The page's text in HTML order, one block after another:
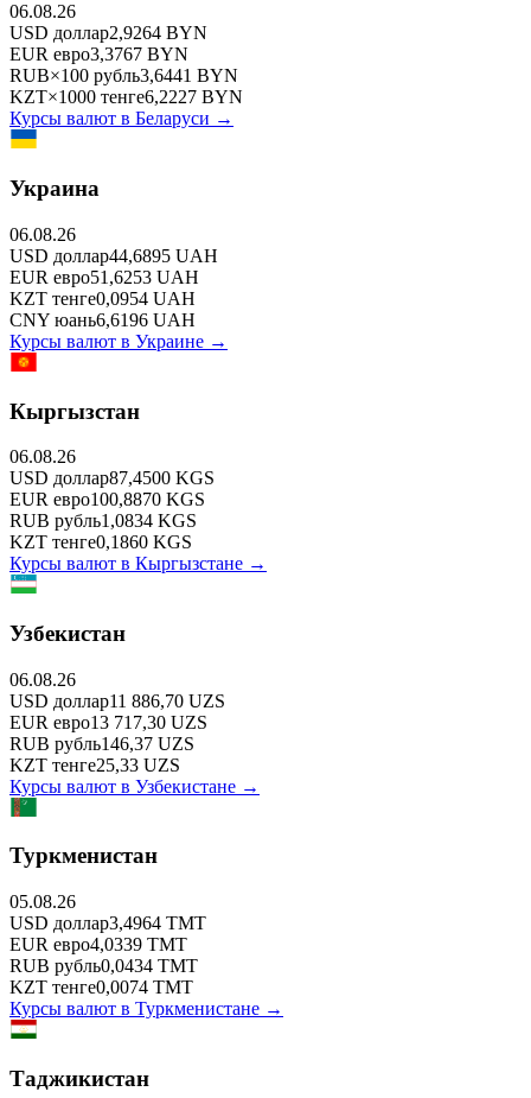
06.08.26
USD доллар2,9264 BYN
EUR евро3,3767 BYN
RUB×100 рубль3,6441 BYN
KZT×1000 тенге6,2227 BYN
Курсы валют в Беларуси →
Украина
06.08.26
USD доллар44,6895 UAH
EUR евро51,6253 UAH
KZT тенге0,0954 UAH
CNY юань6,6196 UAH
Курсы валют в Украине →
Кыргызстан
06.08.26
USD доллар87,4500 KGS
EUR евро100,8870 KGS
RUB рубль1,0834 KGS
KZT тенге0,1860 KGS
Курсы валют в Кыргызстане →
Узбекистан
06.08.26
USD доллар11 886,70 UZS
EUR евро13 717,30 UZS
RUB рубль146,37 UZS
KZT тенге25,33 UZS
Курсы валют в Узбекистане →
Туркменистан
05.08.26
USD доллар3,4964 TMT
EUR евро4,0339 TMT
RUB рубль0,0434 TMT
KZT тенге0,0074 TMT
Курсы валют в Туркменистане →
Таджикистан